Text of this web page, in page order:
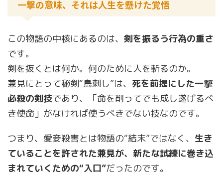
一撃の意味、それは人生を懸けた覚悟
この物語の中核にあるのは、 剣を振るう行為の重さ
です。
剣を抜くとは何か。何のために人を斬るのか。
兼見にとって秘剣“鳥刺し”は、 死を前提にした一撃
必殺の剣技であり、「命を削ってでも成し遂げるべ
き使命」がなければ使うべきでない技なのです。
つまり、愛妾殺害とは物語の“結末”ではなく、 生き
ていることを許された兼見が、新たな試練に巻き込
まれていくための“入口”だったのです。